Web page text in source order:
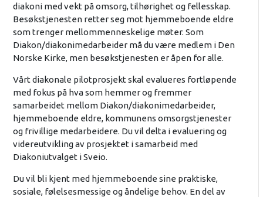
diakoni med vekt på omsorg, tilhørighet og fellesskap.
Besøkstjenesten retter seg mot hjemmeboende eldre
som trenger mellommenneskelige møter. Som
Diakon/diakonimedarbeider må du være medlem i Den
Norske Kirke, men besøkstjenesten er åpen for alle.
Vårt diakonale pilotprosjekt skal evalueres fortløpende
med fokus på hva som hemmer og fremmer
samarbeidet mellom Diakon/diakonimedarbeider,
hjemmeboende eldre, kommunens omsorgstjenester
og frivillige medarbeidere. Du vil delta i evaluering og
videreutvikling av prosjektet i samarbeid med
Diakoniutvalget i Sveio.
Du vil bli kjent med hjemmeboende sine praktiske,
sosiale, følelsesmessige og åndelige behov. En del av